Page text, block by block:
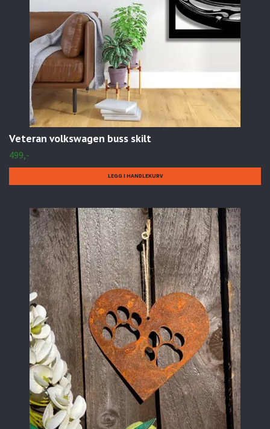
Veteran volkswagen buss skilt
499,-
LEGG I HANDLEKURV